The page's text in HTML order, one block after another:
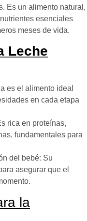
Es un alimento natural,
esenciales
meses de vida.
Leche
es el alimento ideal
en cada etapa
rica en proteínas,
fundamentales para
del bebé: Su
asegurar que el
la